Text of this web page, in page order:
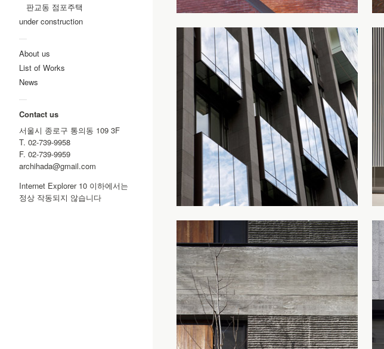
판교동 점포주택
under construction
—
About us
List of Works
News
—
Contact us
서울시 종로구 통의동 109 3F
T. 02-739-9958
F. 02-739-9959
archihada@gmail.com
Internet Explorer 10 이하에서는
정상 작동되지 않습니다